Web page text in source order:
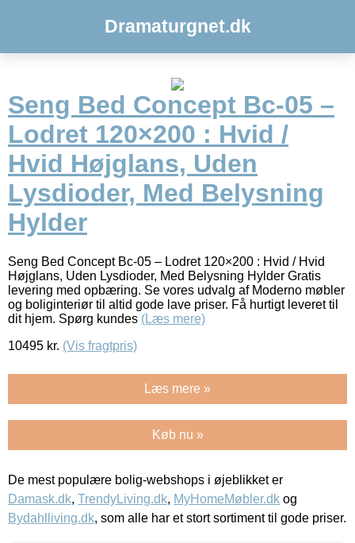
Dramaturgnet.dk
Seng Bed Concept Bc-05 –
Lodret 120×200 : Hvid /
Hvid Højglans, Uden
Lysdioder, Med Belysning
Hylder
Seng Bed Concept Bc-05 – Lodret 120×200 : Hvid / Hvid
Højglans, Uden Lysdioder, Med Belysning Hylder Gratis
levering med opbæring. Se vores udvalg af Moderno møbler
og boliginteriør til altid gode lave priser. Få hurtigt leveret til
dit hjem. Spørg kundes (Læs mere)
10495 kr. (Vis fragtpris)
Læs mere »
Køb nu »
De mest populære bolig-webshops i øjeblikket er
Damask.dk, TrendyLiving.dk, MyHomeMøbler.dk og
Bydahlliving.dk, som alle har et stort sortiment til gode priser.